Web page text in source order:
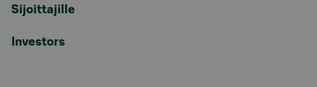
Sijoittajille
Investors